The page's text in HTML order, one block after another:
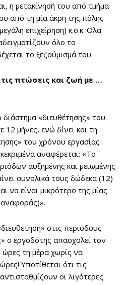
η μετακίνησή του από τμήμα
από τη μία άκρη της πόλης
επιχείρηση) κ.ο.κ. Ολα
όλο το
το ξεζούμισμά του.
πτώσεις και ζωή με …
«διευθέτησης» του
μήνες, ενώ δίνει και τη
του χρόνου εργασίας
αναφέρεται: «Το
αυξημένης και μειωμένης
συνολικά τους δώδεκα (12)
να είναι μικρότερο της μίας
στις περιόδους
ο εργοδότης απασχολεί τον
ώρες τη μέρα χωρίς να
Υποτίθεται ότι τις
οι λιγότερες